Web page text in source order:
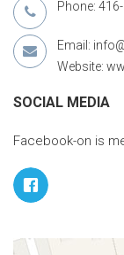
Phone:
Email:
Website:
SOCIAL MEDIA
Facebook-on is